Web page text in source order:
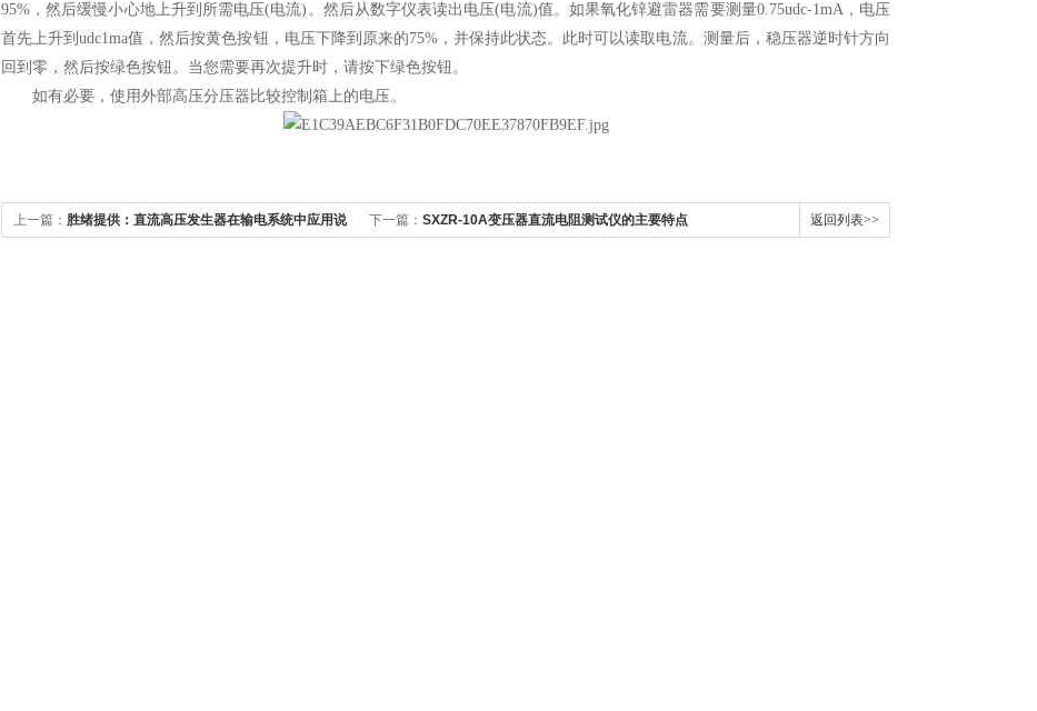
95%，然后缓慢小心地上升到所需电压(电流)。然后从数字仪表读出电压(电流)值。如果氧化锌避雷器需要测量0.75udc-1mA，电压
首先上升到udc1ma值，然后按黄色按钮，电压下降到原来的75%，并保持此状态。此时可以读取电流。测量后，稳压器逆时针方向
回到零，然后按绿色按钮。当您需要再次提升时，请按下绿色按钮。
如有必要，使用外部高压分压器比较控制箱上的电压。
上一篇： 胜绪提供：直流高压发生器在输电系统中应用说 下一篇： SXZR-10A变压器直流电阻测试仪的主要特点 返回列表>>